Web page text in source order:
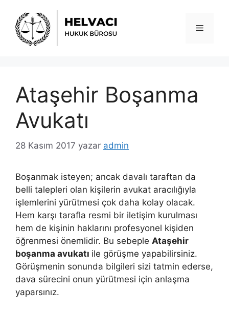
Menü
Ataşehir Boşanma
Avukatı
28 Kasım 2017 yazar admin
Boşanmak isteyen; ancak davalı taraftan da
belli talepleri olan kişilerin avukat aracılığıyla
işlemlerini yürütmesi çok daha kolay olacak.
Hem karşı tarafla resmi bir iletişim kurulması
hem de kişinin haklarını profesyonel kişiden
öğrenmesi önemlidir. Bu sebeple Ataşehir
boşanma avukatı ile görüşme yapabilirsiniz.
Görüşmenin sonunda bilgileri sizi tatmin ederse,
dava sürecini onun yürütmesi için anlaşma
yaparsınız.